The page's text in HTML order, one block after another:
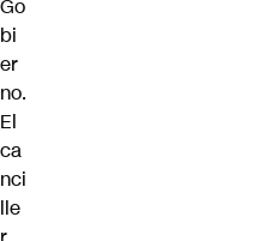
Go
bi
er
no.
El
ca
nci
lle